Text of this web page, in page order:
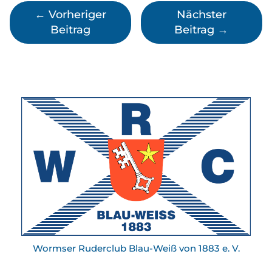
← Vorheriger
Beitrag
Nächster
Beitrag →
Wormser Ruderclub Blau-Weiß von 1883 e. V.